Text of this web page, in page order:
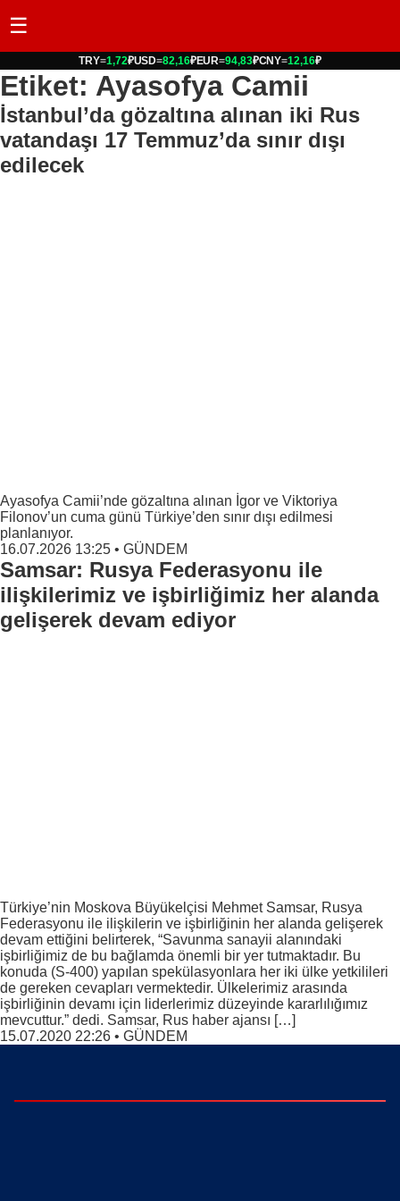
☰
TRY=1,72₽USD=82,16₽EUR=94,83₽CNY=12,16₽
Etiket: Ayasofya Camii
İstanbul’da gözaltına alınan iki Rus
vatandaşı 17 Temmuz’da sınır dışı
edilecek
Ayasofya Camii’nde gözaltına alınan İgor ve Viktoriya
Filonov’un cuma günü Türkiye’den sınır dışı edilmesi
planlanıyor.
16.07.2026 13:25 • GÜNDEM
Samsar: Rusya Federasyonu ile
ilişkilerimiz ve işbirliğimiz her alanda
gelişerek devam ediyor
Türkiye’nin Moskova Büyükelçisi Mehmet Samsar, Rusya
Federasyonu ile ilişkilerin ve işbirliğinin her alanda gelişerek
devam ettiğini belirterek, “Savunma sanayii alanındaki
işbirliğimiz de bu bağlamda önemli bir yer tutmaktadır. Bu
konuda (S-400) yapılan spekülasyonlara her iki ülke yetkilileri
de gereken cevapları vermektedir. Ülkelerimiz arasında
işbirliğinin devamı için liderlerimiz düzeyinde kararlılığımız
mevcuttur.” dedi. Samsar, Rus haber ajansı […]
15.07.2020 22:26 • GÜNDEM